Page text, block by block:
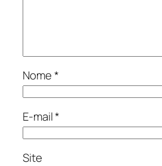
Nome*
E-mail*
Site